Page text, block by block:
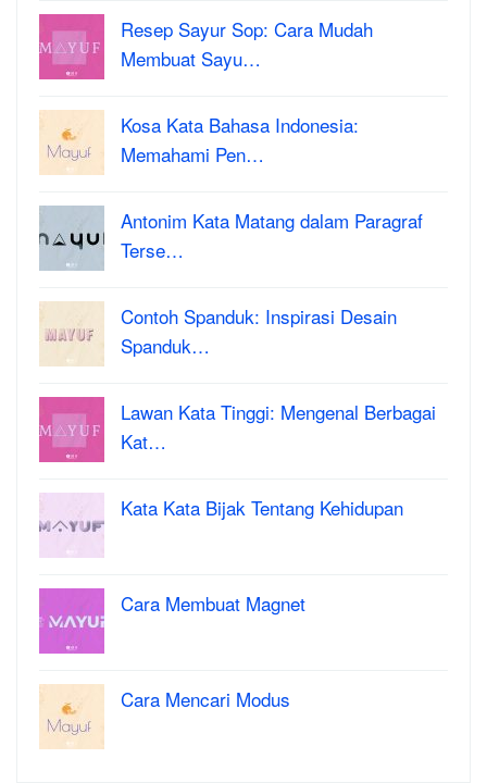
Resep Sayur Sop: Cara Mudah
Membuat Sayu…
Kosa Kata Bahasa Indonesia:
Memahami Pen…
Antonim Kata Matang dalam Paragraf
Terse…
Contoh Spanduk: Inspirasi Desain
Spanduk…
Lawan Kata Tinggi: Mengenal Berbagai
Kat…
Kata Kata Bijak Tentang Kehidupan
Cara Membuat Magnet
Cara Mencari Modus